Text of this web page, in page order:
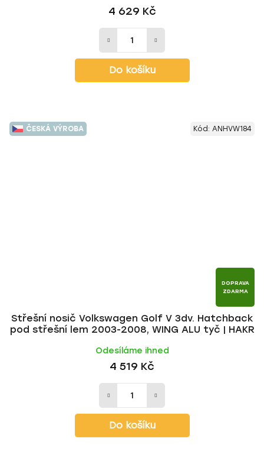
4 629 Kč
Do košíku
ČESKÁ VÝROBA
DOPRAVA
ZDARMA
Střešní nosič Volkswagen Golf V 3dv. Hatchback
pod střešní lem 2003-2008, WING ALU tyč | HAKR
Odesíláme ihned
4 519 Kč
Do košíku
Kód: ANHVW184